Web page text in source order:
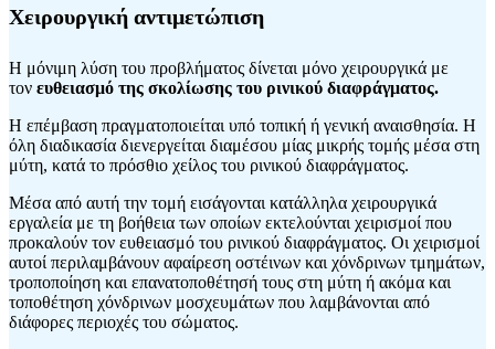
Χειρουργική αντιμετώπιση
Η μόνιμη λύση του προβλήματος δίνεται μόνο χειρουργικά με
τον ευθειασμό της σκολίωσης του ρινικού διαφράγματος.
Η επέμβαση πραγματοποιείται υπό τοπική ή γενική αναισθησία. Η
όλη διαδικασία διενεργείται διαμέσου μίας μικρής τομής μέσα στη
μύτη, κατά το πρόσθιο χείλος του ρινικού διαφράγματος.
Μέσα από αυτή την τομή εισάγονται κατάλληλα χειρουργικά
εργαλεία με τη βοήθεια των οποίων εκτελούνται χειρισμοί που
προκαλούν τον ευθειασμό του ρινικού διαφράγματος. Οι χειρισμοί
αυτοί περιλαμβάνουν αφαίρεση οστέινων και χόνδρινων τμημάτων,
τροποποίηση και επανατοποθέτησή τους στη μύτη ή ακόμα και
τοποθέτηση χόνδρινων μοσχευμάτων που λαμβάνονται από
διάφορες περιοχές του σώματος.